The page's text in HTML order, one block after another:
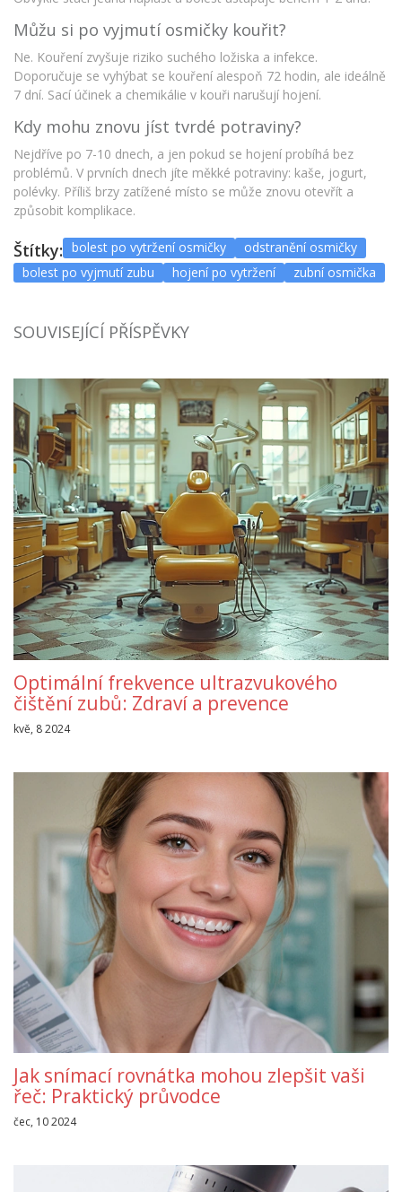
Můžu si po vyjmutí osmičky kouřit?
Ne. Kouření zvyšuje riziko suchého ložiska a infekce.
Doporučuje se vyhýbat se kouření alespoň 72 hodin, ale ideálně
7 dní. Sací účinek a chemikálie v kouři narušují hojení.
Kdy mohu znovu jíst tvrdé potraviny?
Nejdříve po 7-10 dnech, a jen pokud se hojení probíhá bez
problémů. V prvních dnech jíte měkké potraviny: kaše, jogurt,
polévky. Příliš brzy zatížené místo se může znovu otevřít a
způsobit komplikace.
Štítky: bolest po vytržení osmičky
odstranění osmičky
bolest po vyjmutí zubu
hojení po vytržení zubní osmička
SOUVISEJÍCÍ PŘÍSPĚVKY
Optimální frekvence ultrazvukového
čištění zubů: Zdraví a prevence
kvě, 8 2024
Jak snímací rovnátka mohou zlepšit vaši
řeč: Praktický průvodce
čec, 10 2024